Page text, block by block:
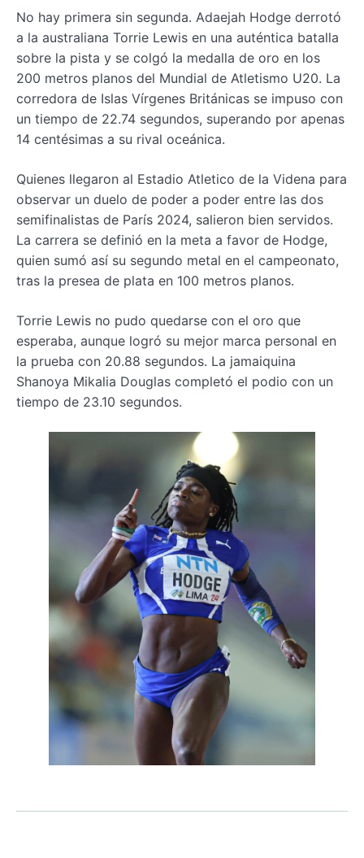
No hay primera sin segunda. Adaejah Hodge derrotó
a la australiana Torrie Lewis en una auténtica batalla
sobre la pista y se colgó la medalla de oro en los
200 metros planos del Mundial de Atletismo U20. La
corredora de Islas Vírgenes Británicas se impuso con
un tiempo de 22.74 segundos, superando por apenas
14 centésimas a su rival oceánica.
Quienes llegaron al Estadio Atletico de la Videna para
observar un duelo de poder a poder entre las dos
semifinalistas de París 2024, salieron bien servidos.
La carrera se definió en la meta a favor de Hodge,
quien sumó así su segundo metal en el campeonato,
tras la presea de plata en 100 metros planos.
Torrie Lewis no pudo quedarse con el oro que
esperaba, aunque logró su mejor marca personal en
la prueba con 20.88 segundos. La jamaiquina
Shanoya Mikalia Douglas completó el podio con un
tiempo de 23.10 segundos.